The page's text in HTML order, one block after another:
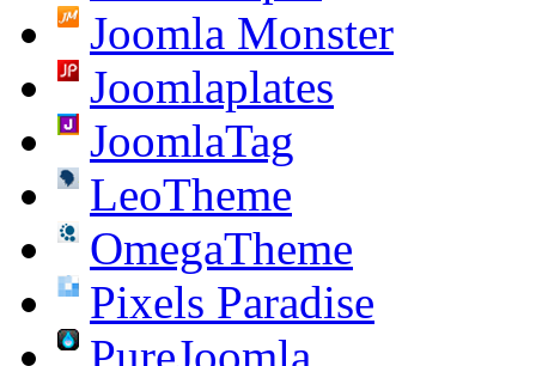
Joomla Monster
Joomlaplates
JoomlaTag
LeoTheme
OmegaTheme
Pixels Paradise